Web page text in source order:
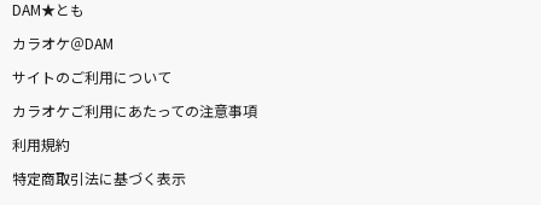
DAM★とも
カラオケ＠DAM
サイトのご利用について
カラオケご利用にあたっての注意事項
利用規約
特定商取引法に基づく表示